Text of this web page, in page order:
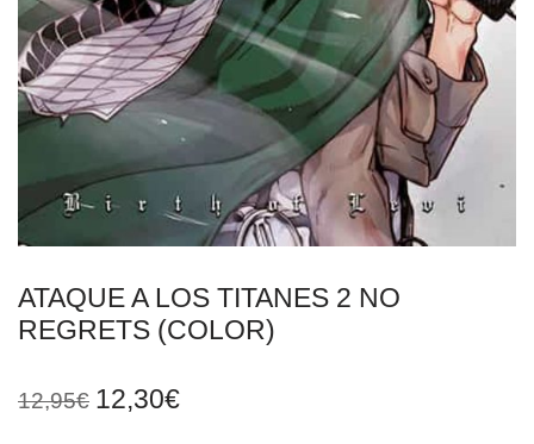
ATAQUE A LOS TITANES 2 NO
REGRETS (COLOR)
12,95€ 12,30€